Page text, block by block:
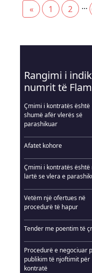
« 1 2 ...
Rangimi i
numrit të
Çmimi i kontratës është
shumë afër vlerës së
parashikuar
Afatet kohore
Çmimi i kontratës është
lartë se vlera e
Vetëm një ofertues në
procedurë të hapur
Tender me poentim të
Procedurë e negociuar
publikim të njoftimit për
kontratë